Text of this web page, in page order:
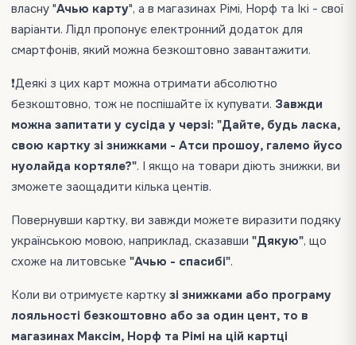
власну "Ачью карту", а в магазинах Рімі, Норф та Ікі - свої
варіанти. Лідл пропонує електронний додаток для
смартфонів, який можна безкоштовно завантажити.
❗️Деякі з цих карт можна отримати абсолютно
безкоштовно, тож не поспішайте їх купувати. Завжди
можна запитати у сусіда у черзі: "Дайте, будь ласка,
свою картку зі знижками - Атси прошоу, галемо йусо
нуолайда кортяле?". І якщо на товари діють знижки, ви
зможете заощадити кілька центів.
Повернувши картку, ви завжди можете виразити подяку
українською мовою, наприклад, сказавши "Дякую", що
схоже на литовське "Ачью - спасибі".
Коли ви отримуєте картку зі знижками або програму
лояльності безкоштовно або за один цент, то в
магазинах Максім, Норф та Рімі на цій картці